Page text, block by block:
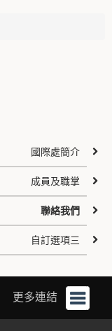
國際處簡介
成員及職掌
聯絡我們
自訂選項三
更多連結